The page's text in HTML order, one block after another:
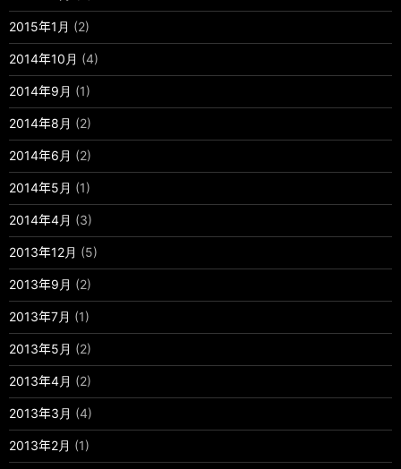
2015年1月 (2)
2014年10月 (4)
2014年9月 (1)
2014年8月 (2)
2014年6月 (2)
2014年5月 (1)
2014年4月 (3)
2013年12月 (5)
2013年9月 (2)
2013年7月 (1)
2013年5月 (2)
2013年4月 (2)
2013年3月 (4)
2013年2月 (1)